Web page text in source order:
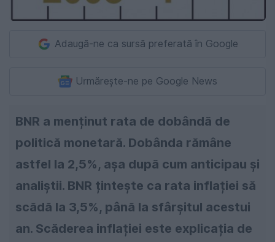
Adaugă-ne ca sursă preferată în Google
Urmărește-ne pe Google News
BNR a menținut rata de dobândă de
politică monetară. Dobânda rămâne
astfel la 2,5%, așa după cum anticipau și
analiștii. BNR țintește ca rata inflației să
scădă la 3,5%, până la sfârșitul acestui
an. Scăderea inflației este explicația de